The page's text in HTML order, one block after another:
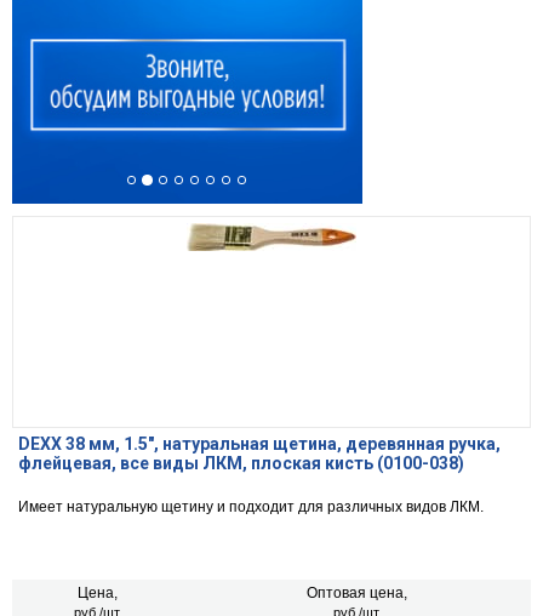
DEXX 38 мм, 1.5″, натуральная щетина, деревянная ручка,
флейцевая, все виды ЛКМ, плоская кисть (0100-038)
Имеет натуральную щетину и подходит для различных видов ЛКМ.
Цена,
руб./шт.
Оптовая цена,
руб./шт.